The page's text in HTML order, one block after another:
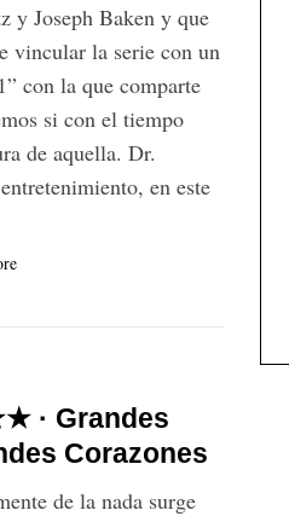
y Joseph Baken y que
vincular la serie con un
con la que comparte
si con el tiempo
de aquella. Dr.
en este
· Grandes
Corazones
de la nada surge